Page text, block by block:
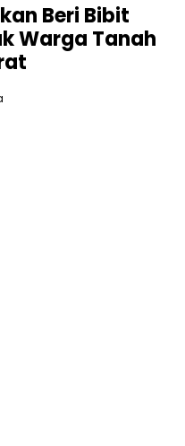
Beri Bibit
Warga Tanah